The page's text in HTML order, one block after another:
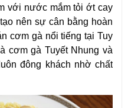
với nước mắm tỏi ớt cay
nên sự cân bằng hoàn
cơm gà nổi tiếng tại Tuy
cơm gà Tuyết Nhung và
đông khách nhờ chất